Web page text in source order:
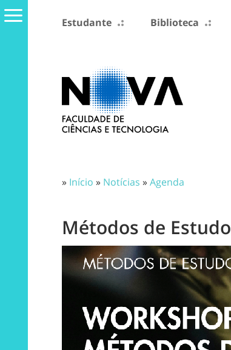
Estudante Biblioteca
» Início » Notícias »Agenda
Métodos de Estudo